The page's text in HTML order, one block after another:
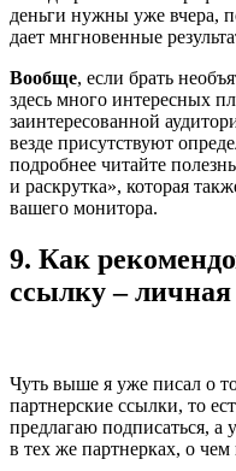
деньги нужны уже вчера,
дает мнгновенные
Вообще, если брать
здесь много интересных
заинтересованной
везде присутствуют
подробнее читайте
и раскрутка», которая
вашего монитора.
9. Как
ссылку – личная
Чуть выше я уже писал о
партнерские ссылки, то
предлагаю подписаться, а
в тех же партнерках, о